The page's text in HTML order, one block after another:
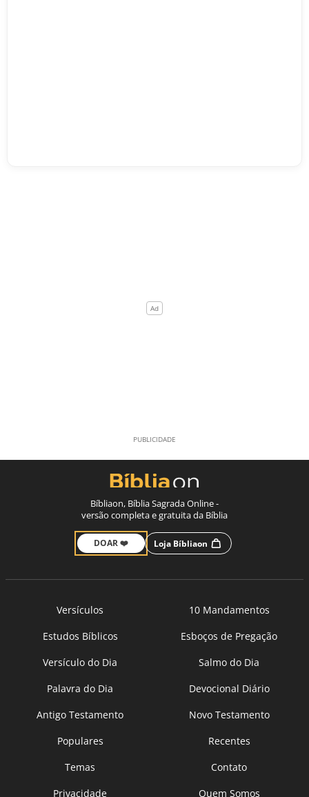
Bíbliaon, Bíblia Sagrada Online -
versão completa e gratuita da Bíblia
DOAR ❤️ Loja Bíbliaon
Versículos
10 Mandamentos
Estudos Bíblicos
Esboços de Pregação
Versículo do Dia
Salmo do Dia
Palavra do Dia
Devocional Diário
Antigo Testamento
Novo Testamento
Populares
Recentes
Temas
Contato
Privacidade
Quem Somos